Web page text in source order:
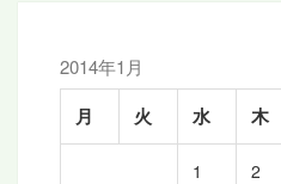
2014年1月
月 火 水 木
1 2